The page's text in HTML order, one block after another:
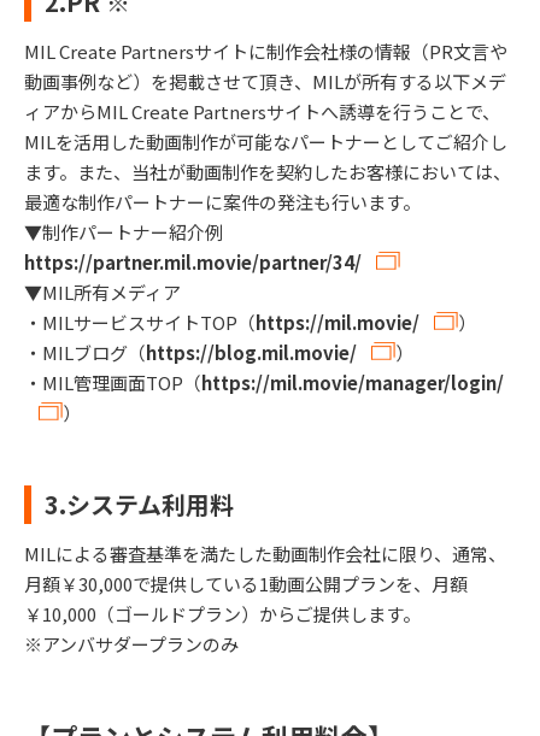
MIL Create Partnersサイトに制作会社様の情報（PR文言や
動画事例など）を掲載させて頂き、MILが所有する以下メデ
ィアからMIL Create Partnersサイトへ誘導を行うことで、
MILを活用した動画制作が可能なパートナーとしてご紹介し
ます。また、当社が動画制作を契約したお客様においては、
最適な制作パートナーに案件の発注も行います。
▼制作パートナー紹介例
https://partner.mil.movie/partner/34/
▼MIL所有メディア
・MILサービスサイトTOP（https://mil.movie/
）
・MILブログ（https://blog.mil.movie/
）
・MIL管理画面TOP（https://mil.movie/manager/login/
）
3.システム利用料
MILによる審査基準を満たした動画制作会社に限り、通常、
月額￥30,000で提供している1動画公開プランを、月額
￥10,000（ゴールドプラン）からご提供します。
※アンバサダープランのみ